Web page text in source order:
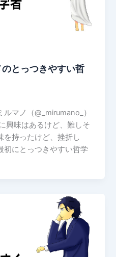
のとっつきやすい哲
マノ（@_mirumano_）
興味はあるけど、難しそ
を持ったけど、挫折し
初にとっつきやすい哲学